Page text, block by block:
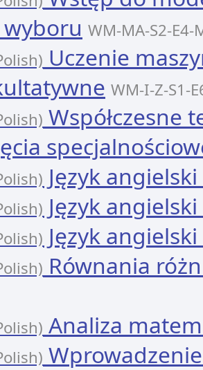
WM-MA-S2-E4-
Uczenie
WM-I-Z-S1-
Współczesne
Język angielski
Język angielski
Język angielski
Równania
Analiza